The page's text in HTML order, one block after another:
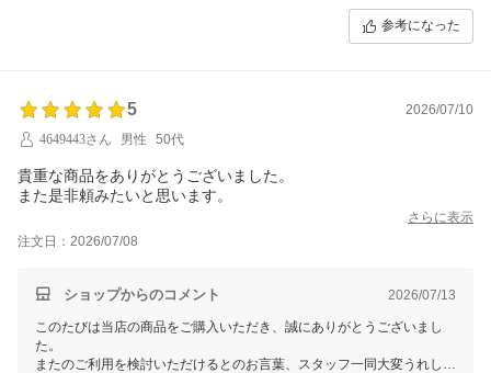
参考になった
5
2026/07/10
4649443さん
男性 50代
貴重な商品をありがとうございました。
また是非頼みたいと思います。
さらに表示
注文日：2026/07/08
ショップからのコメント 2026/07/13
このたびは当店の商品をご購入いただき、誠にありがとうございまし
た。
またのご利用を検討いただけるとのお言葉、スタッフ一同大変うれしく